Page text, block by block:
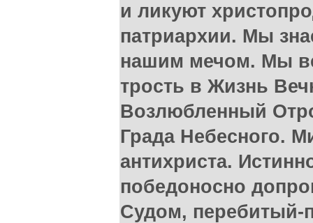
и ликуют
патриархии. Мы
нашим мечом. Мы
трость в Жизнь
Возлюбленный
Града Небесного.
антихриста.
победоносно
Судом, перебитый-